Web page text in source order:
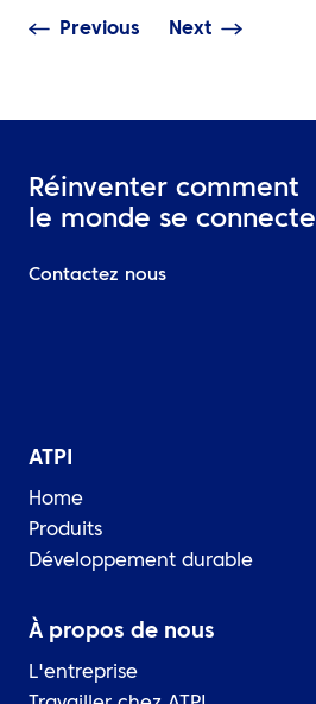
Previous Next
Réinventer comment
le monde se connecte
Contactez nous
ATPI
Home
Produits
Développement durable
À propos de nous
L'entreprise